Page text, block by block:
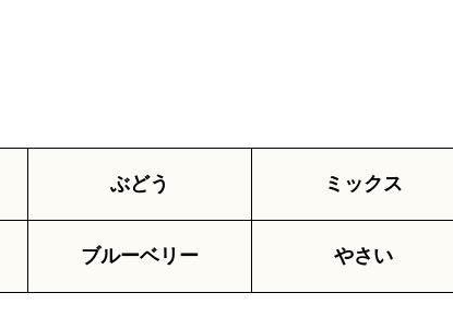
ぶどう ミックス
ブルーベリー やさい